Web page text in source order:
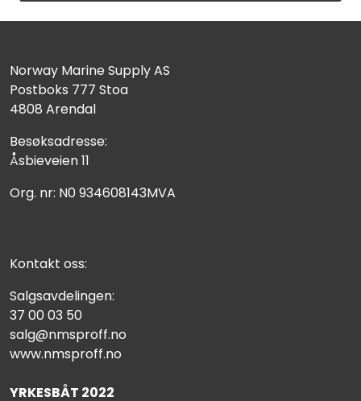
Norway Marine Supply AS
Postboks 777 Stoa
4808 Arendal
Besøksadresse:
Åsbieveien 11
Org. nr: N0 934608143MVA
Kontakt oss:
Salgsavdelingen:
37 00 03 50
salg@nmsproff.no
www.nmsproff.no
YRKESBÅT 2022